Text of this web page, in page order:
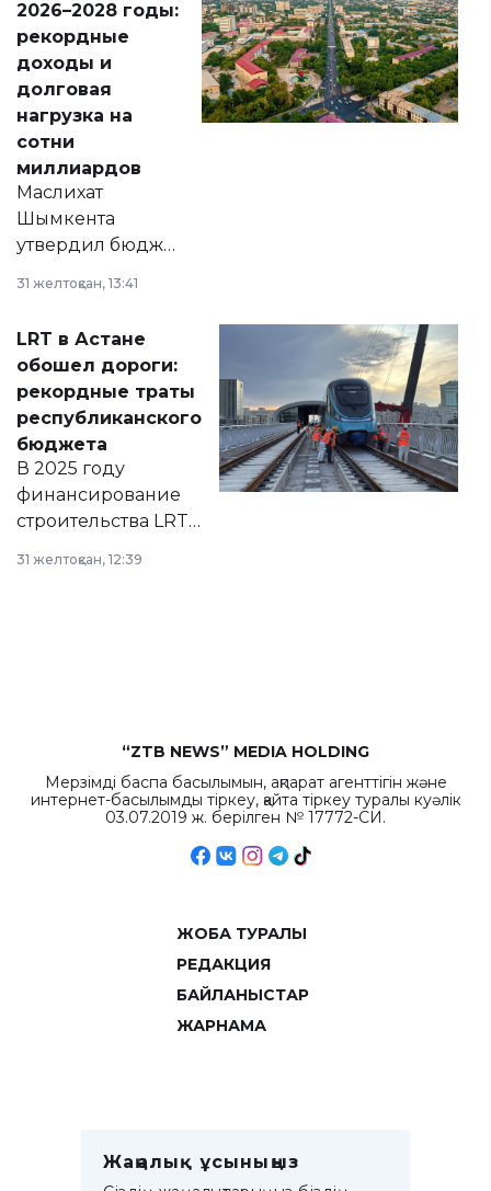
2026–2028 годы:
рекордные
доходы и
долговая
нагрузка на
сотни
миллиардов
Маслихат
Шымкента
утвердил бюджет
2028 годы.
документ
появился в базе
нормативных
правовых актов и
на сайте маслихат
города.
31 желтоқсан, 13:41
LRT в Астане
обошел дороги:
рекордные траты
республиканского
бюджета
В 2025 году
финансирование
строительства LRT
республиканского
31 желтоқсан, 12:39
“ZTB NEWS” MEDIA HOLDING
Мерзімді баспа басылымын, ақпарат агенттігін және
интернет-басылымды тіркеу, қайта тіркеу туралы куәлік
03.07.2019 ж. берілген № 17772-СИ.
ЖОБА ТУРАЛЫ
РЕДАКЦИЯ
БАЙЛАНЫСТАР
ЖАРНАМА
Жаңалық ұсыныңыз